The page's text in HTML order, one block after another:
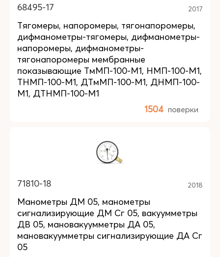
68495-17 2017
Тягомеры, напоромеры, тягонапоромеры,
дифманометры-тягомеры, дифманометры-
напоромеры, дифманометры-
тягонапоромеры мембранные
показывающие ТмМП-100-М1, НМП-100-М1,
ТНМП-100-М1, ДТмМП-100-М1, ДНМП-100-
М1, ДТНМП-100-М1
1504 поверки
71810-18 2018
Манометры ДМ 05, манометры
сигнализирующие ДМ Сг 05, вакуумметры
ДВ 05, мановакуумметры ДА 05,
мановакуумметры сигнализирующие ДА Сг
05